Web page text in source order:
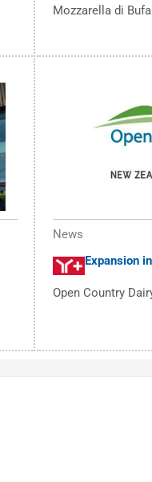
Mozzarella di
News
Expansion
Open Country